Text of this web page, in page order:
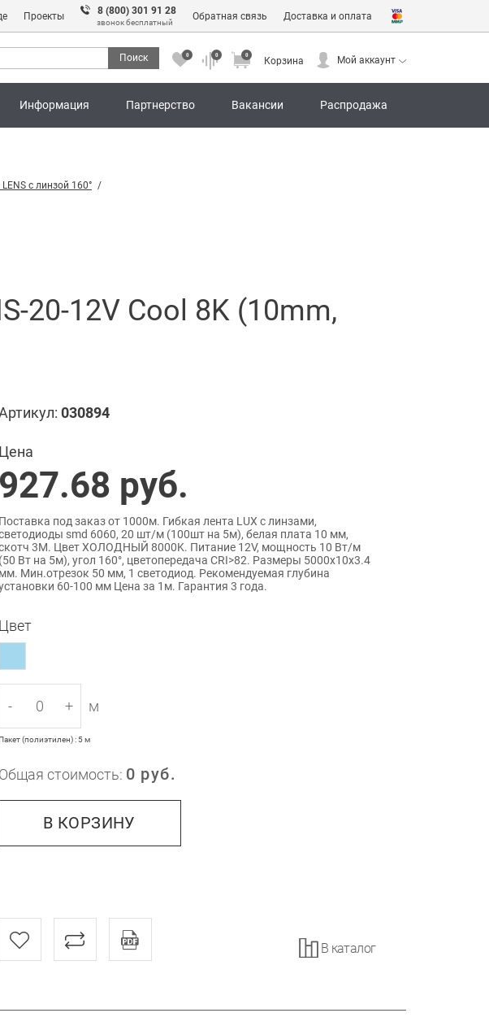
Проекты 8 (800) 301 91 28
звонок бесплатный
Обратная связь Доставка и оплата
Поиск 0 0 0
Корзина Мой аккаунт
Информация Партнерство Вакансии Распродажа
8 (800) 301 91 28 Корзина Мой аккаунт
с линзой 160°
20-12V Cool 8K (10mm,
030894
Цена
927.68 руб.
Поставка под заказ от 1000м. Гибкая лента LUX с линзами,
smd 6060, 20 шт/м (100шт на 5м), белая плата 10 мм,
3М. Цвет ХОЛОДНЫЙ 8000K. Питание 12V, мощность 10 Вт/м
(50 Вт на 5м), угол 160°, цветопередача CRI>82. Размеры 5000х10x3.4
мм. Мин.отрезок 50 мм, 1 светодиод. Рекомендуемая глубина
60-100 мм Цена за 1м. Гарантия 3 года.
Цвет
- + м
Пакет (полиэтилен) : 5 м
Общая стоимость: 0 руб.
В КОРЗИНУ
В каталог